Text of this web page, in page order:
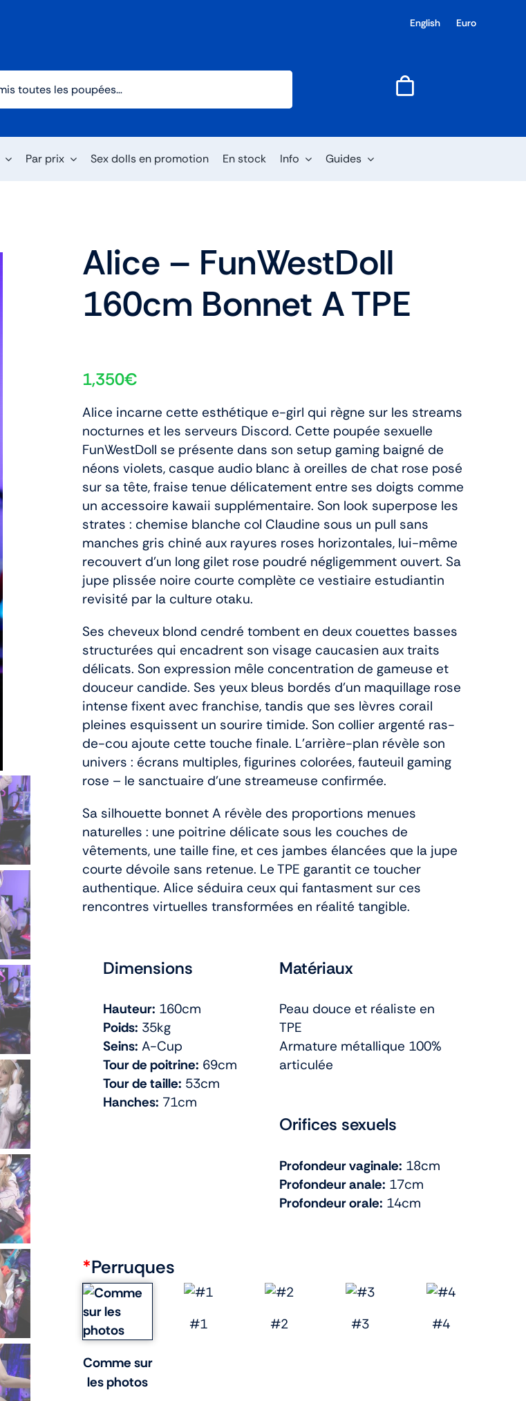
English Euro
Par prix Sex dolls en promotion En stock Info Guides
Alice – FunWestDoll
160cm Bonnet A TPE
1,350€
Alice incarne cette esthétique e-girl qui règne sur les streams
nocturnes et les serveurs Discord. Cette poupée sexuelle
FunWestDoll se présente dans son setup gaming baigné de
néons violets, casque audio blanc à oreilles de chat rose posé
sur sa tête, fraise tenue délicatement entre ses doigts comme
un accessoire kawaii supplémentaire. Son look superpose les
strates : chemise blanche col Claudine sous un pull sans
manches gris chiné aux rayures roses horizontales, lui-même
recouvert d’un long gilet rose poudré négligemment ouvert. Sa
jupe plissée noire courte complète ce vestiaire estudiantin
revisité par la culture otaku.
Ses cheveux blond cendré tombent en deux couettes basses
structurées qui encadrent son visage caucasien aux traits
délicats. Son expression mêle concentration de gameuse et
douceur candide. Ses yeux bleus bordés d’un maquillage rose
intense fixent avec franchise, tandis que ses lèvres corail
pleines esquissent un sourire timide. Son collier argenté ras-
de-cou ajoute cette touche finale. L’arrière-plan révèle son
univers : écrans multiples, figurines colorées, fauteuil gaming
rose – le sanctuaire d’une streameuse confirmée.
Sa silhouette bonnet A révèle des proportions menues
naturelles : une poitrine délicate sous les couches de
vêtements, une taille fine, et ces jambes élancées que la jupe
courte dévoile sans retenue. Le TPE garantit ce toucher
authentique. Alice séduira ceux qui fantasment sur ces
rencontres virtuelles transformées en réalité tangible.
Dimensions
Hauteur: 160cm
Poids: 35kg
Seins: A-Cup
Tour de poitrine: 69cm
Tour de taille: 53cm
Hanches: 71cm
Matériaux
Peau douce et réaliste en
TPE
Armature métallique 100%
articulée
Orifices sexuels
Profondeur vaginale: 18cm
Profondeur anale: 17cm
Profondeur orale: 14cm
*Perruques
Comme sur
les photos
#1 #2 #3 #4